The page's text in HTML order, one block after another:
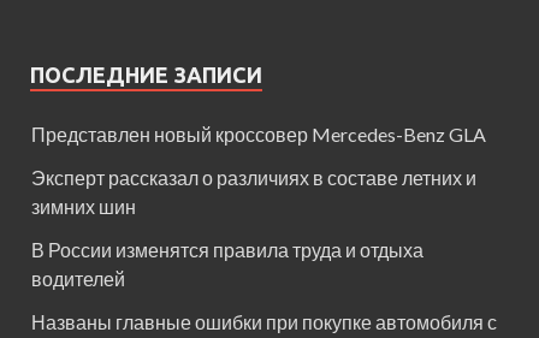
ПОСЛЕДНИЕ ЗАПИСИ
Представлен новый кроссовер Mercedes-Benz GLA
Эксперт рассказал о различиях в составе летних и
зимних шин
В России изменятся правила труда и отдыха
водителей
Названы главные ошибки при покупке автомобиля с